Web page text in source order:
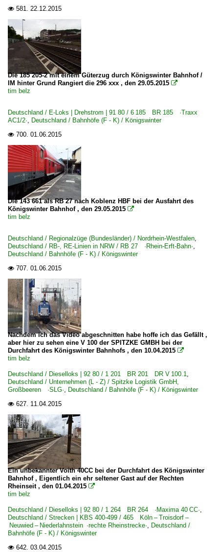
 581. 22.12.2015
Die 185 205-2 mit einem Güterzug durch Königswinter Bahnhof /
IM hinter Grund Rangiert die 296 xxx , den 29.05.2015 
tim belz
Deutschland / E-Loks | Drehstrom | 91 80 / 6 185 BR 185 ·Traxx
AC1/2·, Deutschland / Bahnhöfe (F - K) / Königswinter
 700. 01.06.2015
Die 143 661 als RB 27 nach Koblenz HBF bei der Ausfahrt des
Königswinter Bahnhof , den 29.05.2015 
tim belz
Deutschland / Regionalzüge (Bundesländer) / Nordrhein-Westfalen,
Deutschland / RB-, RE-Linien in NRW / RB 27 ·Rhein-Erft-Bahn·,
Deutschland / Bahnhöfe (F - K) / Königswinter
 707. 01.06.2015
Nachdem ich das Video abgeschnitten habe hoffe ich das Gefällt ,
aber hier zu sehen eine V 100 der SPITZKE GMBH bei der
Durchfahrt des Königswinter Bahnhofs , den 10.04.2015 
tim belz
Deutschland / Dieselloks | 92 80 / 1 201 BR 201 DR V 100.1,
Deutschland / Unternehmen (L - Z) / Spitzke Logistik GmbH,
Großbeeren ·SLG·, Deutschland / Bahnhöfe (F - K) / Königswinter
 627. 11.04.2015
Ein unbekannter Voith 40CC bei der Durchfahrt des Königswinter
Bahnhof , Eigentlich ein ehr seltener Gast auf der Rechten
Rheinseit , den 01.04.2015 
tim belz
Deutschland / Dieselloks | 92 80 / 1 264 BR 264 ·Maxima 40 CC·,
Deutschland / Strecken | KBS 400-499 / 465 Köln – Troisdorf –
Neuwied – Niederlahnstein ·rechte Rheinstrecke·, Deutschland /
Bahnhöfe (F - K) / Königswinter
 642. 03.04.2015